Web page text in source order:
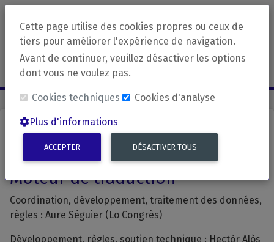
revirada Applications
Français
Crédits
Moteur de traduction
Coordination, développement, traitement des données,
règles : Aure Séguier (Lo Congrès)
Développement, règles, soutien technique : Hectòr Alòs
Cette page utilise des cookies propres ou ceux de
tiers pour améliorer l'expérience de navigation.
Avant de continuer, veuillez désactiver les options
dont vous ne voulez pas.
Cookies techniques Cookies d'analyse
Plus d'informations
ACCEPTER DÉSACTIVER TOUS